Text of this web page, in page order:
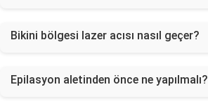
Bikini bölgesi lazer acısı nasıl geçer?
Epilasyon aletinden önce ne yapılmalı?